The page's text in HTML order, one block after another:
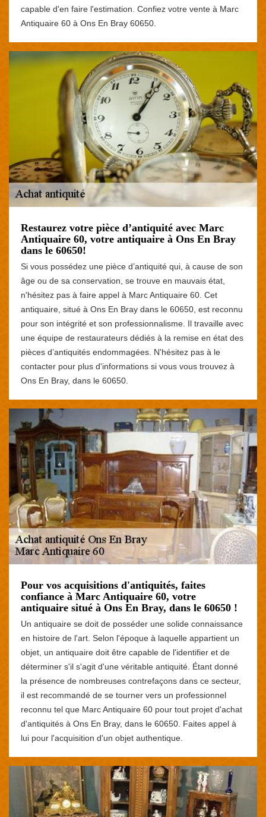
capable d'en faire l'estimation. Confiez votre vente à Marc
Antiquaire 60 à Ons En Bray 60650.
Restaurez votre pièce d’antiquité avec Marc
Antiquaire 60, votre antiquaire à Ons En Bray
dans le 60650!
Si vous possédez une pièce d’antiquité qui, à cause de son
âge ou de sa conservation, se trouve en mauvais état,
n'hésitez pas à faire appel à Marc Antiquaire 60. Cet
antiquaire, situé à Ons En Bray dans le 60650, est reconnu
pour son intégrité et son professionnalisme. Il travaille avec
une équipe de restaurateurs dédiés à la remise en état des
pièces d’antiquités endommagées. N'hésitez pas à le
contacter pour plus d'informations si vous vous trouvez à
Ons En Bray, dans le 60650.
Pour vos acquisitions d'antiquités, faites
confiance à Marc Antiquaire 60, votre
antiquaire situé à Ons En Bray, dans le 60650 !
Un antiquaire se doit de posséder une solide connaissance
en histoire de l'art. Selon l'époque à laquelle appartient un
objet, un antiquaire doit être capable de l'identifier et de
déterminer s'il s'agit d'une véritable antiquité. Étant donné
la présence de nombreuses contrefaçons dans ce secteur,
il est recommandé de se tourner vers un professionnel
reconnu tel que Marc Antiquaire 60 pour tout projet d'achat
d'antiquités à Ons En Bray, dans le 60650. Faites appel à
lui pour l'acquisition d'un objet authentique.